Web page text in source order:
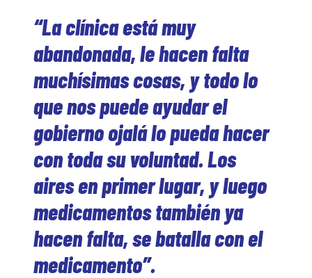
“La clínica está muy
abandonada, le hacen falta
muchísimas cosas, y todo lo
que nos puede ayudar el
gobierno ojalá lo pueda hacer
con toda su voluntad. Los
aires en primer lugar, y luego
medicamentos también ya
hacen falta, se batalla con el
medicamento”.